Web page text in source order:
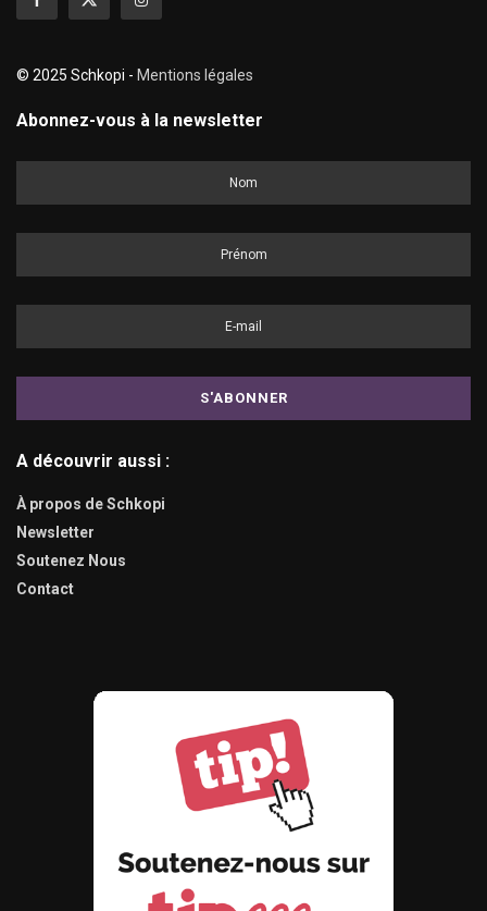
© 2025 Schkopi - Mentions légales
Abonnez-vous à la newsletter
A découvrir aussi :
À propos de Schkopi
Newsletter
Soutenez Nous
Contact